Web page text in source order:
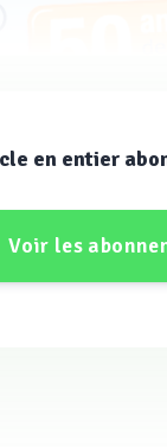
des
en entier
Voir les